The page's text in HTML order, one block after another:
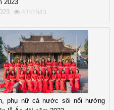
2023
4241583
phụ nữ cả nước sôi nổi hưởng